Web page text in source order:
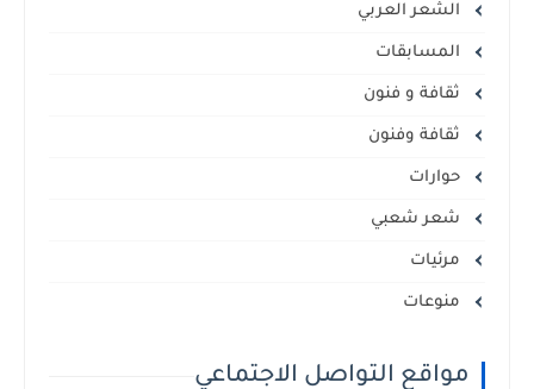
الشعر العربي
المسابقات
ثقافة و فنون
ثقافة وفنون
حوارات
شعر شعبي
مرئيات
منوعات
مواقع التواصل الاجتماعي